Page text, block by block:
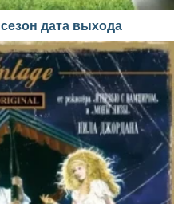
дата выхода